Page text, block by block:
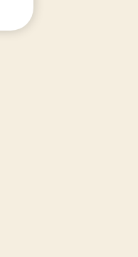
technologique,
Jules Verne,